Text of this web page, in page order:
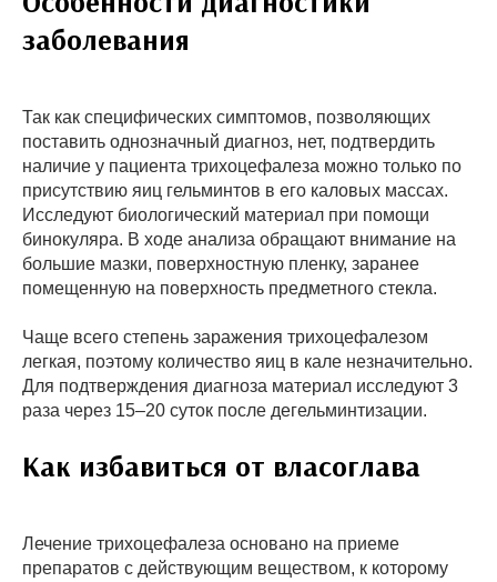
заболевания
Так как специфических симптомов, позволяющих
поставить однозначный диагноз, нет, подтвердить
наличие у пациента трихоцефалеза можно только по
присутствию яиц гельминтов в его каловых массах.
Исследуют биологический материал при помощи
бинокуляра. В ходе анализа обращают внимание на
большие мазки, поверхностную пленку, заранее
помещенную на поверхность предметного стекла.
Чаще всего степень заражения трихоцефалезом
легкая, поэтому количество яиц в кале незначительно.
Для подтверждения диагноза материал исследуют 3
раза через 15–20 суток после дегельминтизации.
Как избавиться от власоглава
Лечение трихоцефалеза основано на приеме
препаратов с действующим веществом, к которому